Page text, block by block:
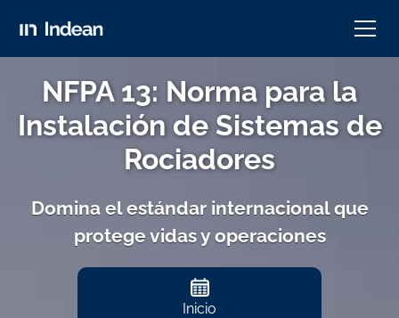
NFPA 13: Norma para la
Instalación de Sistemas de
Rociadores
Domina el estándar internacional que
protege vidas y operaciones
Inicio